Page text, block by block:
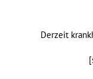
Derzeit